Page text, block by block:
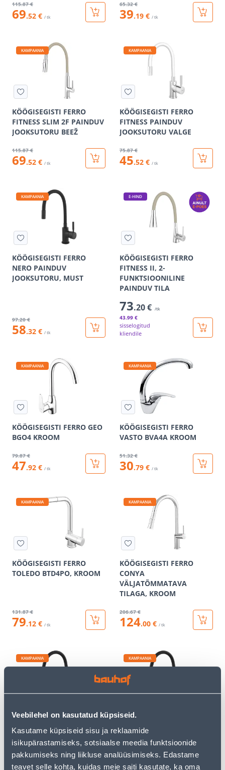
Veebilehel on kasutatud küpsiseid.
Kasutame küpsiseid sisu ja reklaamide
isikupärastamiseks, sotsiaalse meedia funktsioonide
pakkumiseks ning liikluse analüüsimiseks. Edastame
teavet selle kohta, kuidas meie saiti kasutate, ka oma
115.87 €
69.52 € / tk
65.32 €
39.19 € / tk
KAMPAANIA
KÖÖGISEGISTI FERRO
FITNESS SLIM 2F PAINDUV
JOOKSUTORU BEEŽ
115.87 €
69.52 € / tk
KAMPAANIA
KÖÖGISEGISTI FERRO
FITNESS PAINDUV
JOOKSUTORU VALGE
75.87 €
45.52 € / tk
KAMPAANIA
KÖÖGISEGISTI FERRO
NERO PAINDUV
JOOKSUTORU, MUST
97.20 €
58.32 € / tk
E-HIND
KÖÖGISEGISTI FERRO
FITNESS II, 2-
FUNKTSIOONILINE
PAINDUV TILA
73.20 € /tk
43.99 €
sisselogitud
kliendile
KAMPAANIA
KÖÖGISEGISTI FERRO GEO
BGO4 KROOM
79.87 €
47.92 € / tk
KAMPAANIA
KÖÖGISEGISTI FERRO
VASTO BVA4A KROOM
51.32 €
30.79 € / tk
KAMPAANIA
KÖÖGISEGISTI FERRO
TOLEDO BTD4PO, KROOM
131.87 €
79.12 € / tk
KAMPAANIA
KÖÖGISEGISTI FERRO
CONYA
VÄLJATÕMMATAVA
TILAGA, KROOM
206.67 €
124.00 € / tk
KAMPAANIA
KÖÖGISEGISTI FERRO
FITNESS PAINDUV
JOOKSUTORU, KULDNE
79.87 €
KAMPAANIA
KÖÖGISEGISTI FERRO
FITNESS INOX
ROOSTEVABA/GRAFIIT
98.54 €